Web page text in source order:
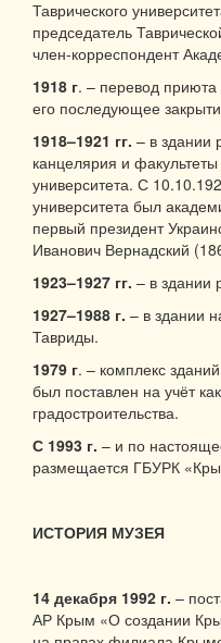
Таврического
председатель
член-корреспондент
1918 г. – перевод приюта
его последующее
1918–1921 гг. – в здании
канцелярия и
университета. С
университета был
первый президент
Иванович Вернадский
1923–1927 гг. – в здании
1927–1988 г. – в здании
Тавриды.
1979 г. – комплекс
был поставлен на учёт
градостроительства.
С 1993 г. – и по
размещается ГБУРК
ИСТОРИЯ МУЗЕЯ
14 декабря 1992 г. –
АР Крым «О создании